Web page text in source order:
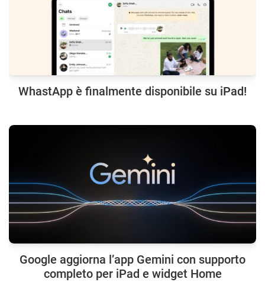
WhastApp è finalmente disponibile su iPad!
Google aggiorna l’app Gemini con supporto
completo per iPad e widget Home